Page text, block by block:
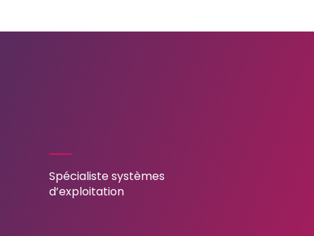
Spécialiste systèmes
d’exploitation